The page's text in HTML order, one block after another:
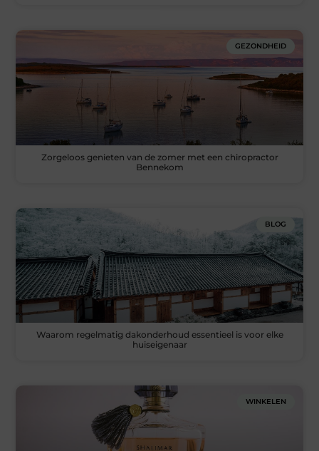
GEZONDHEID
Zorgeloos genieten van de zomer met een chiropractor
Bennekom
BLOG
Waarom regelmatig dakonderhoud essentieel is voor elke
huiseigenaar
WINKELEN